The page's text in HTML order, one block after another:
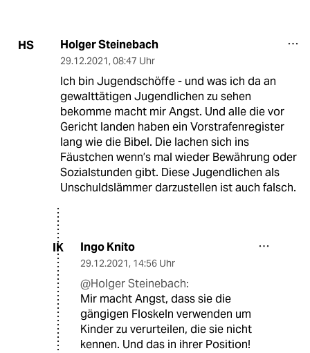
HS Holger Steinebach
29.12.2021, 08:47 Uhr
Ich bin Jugendschöffe - und was ich da an
gewalttätigen Jugendlichen zu sehen
bekomme macht mir Angst. Und alle die vor
Gericht landen haben ein Vorstrafenregister
lang wie die Bibel. Die lachen sich ins
Fäustchen wenn’s mal wieder Bewährung oder
Sozialstunden gibt. Diese Jugendlichen als
Unschuldslämmer darzustellen ist auch falsch.
IK Ingo Knito
29.12.2021, 14:56 Uhr
@Holger Steinebach:
Mir macht Angst, dass sie die
gängigen Floskeln verwenden um
Kinder zu verurteilen, die sie nicht
kennen. Und das in ihrer Position!